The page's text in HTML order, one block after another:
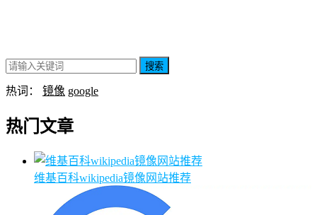
搜索
热词： 镜像 google
热门文章
维基百科wikipedia镜像网站推荐